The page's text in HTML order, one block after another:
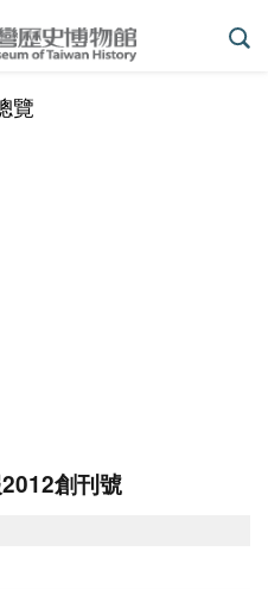
覽
創刊號